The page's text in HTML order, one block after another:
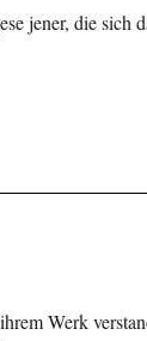
jener, die sich
Werk